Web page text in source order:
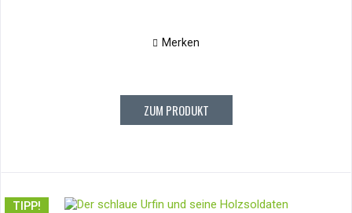
Merken
ZUM PRODUKT
TIPP!